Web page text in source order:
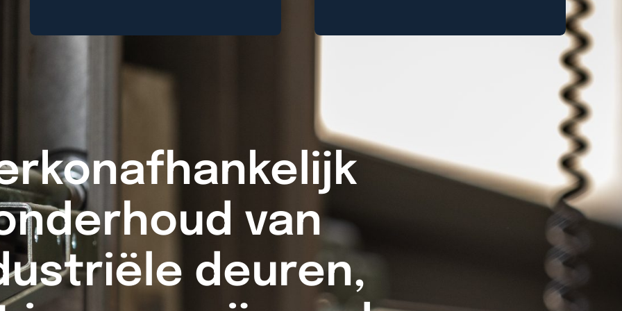
van
deuren,